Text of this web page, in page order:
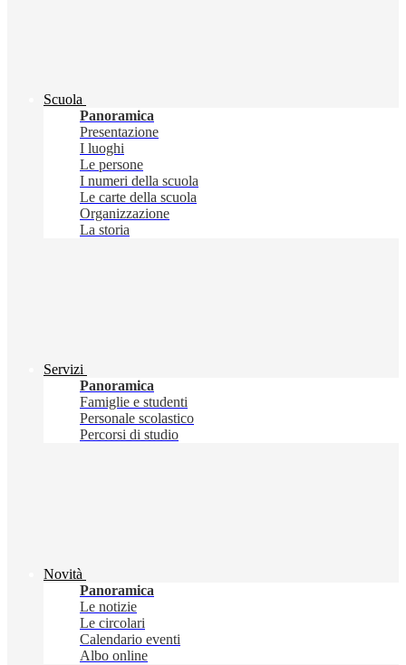
Scuola
Panoramica
Presentazione
I luoghi
Le persone
I numeri della scuola
Le carte della scuola
Organizzazione
La storia
Servizi
Panoramica
Famiglie e studenti
Personale scolastico
Percorsi di studio
Novità
Panoramica
Le notizie
Le circolari
Calendario eventi
Albo online